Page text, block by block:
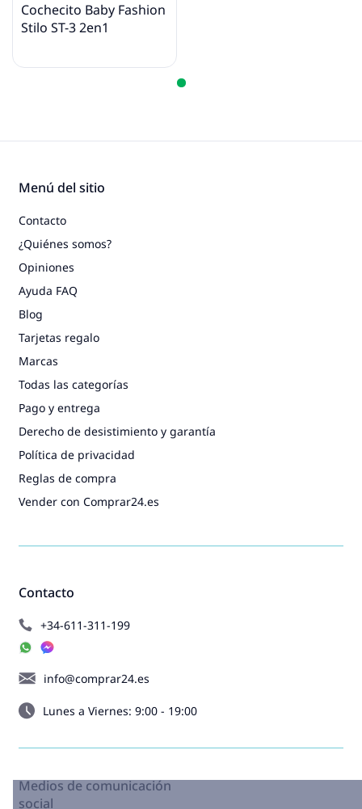
Cochecito Baby Fashion
Stilo ST-3 2en1
Contacto
+34-611-311-199
info@comprar24.es
Lunes a Viernes: 9:00 - 19:00
Menú del sitio
Contacto
¿Quiénes somos?
Opiniones
Ayuda FAQ
Blog
Tarjetas regalo
Marcas
Todas las categorías
Pago y entrega
Derecho de desistimiento y garantía
Política de privacidad
Reglas de compra
Vender con Comprar24.es
Medios de comunicación
social